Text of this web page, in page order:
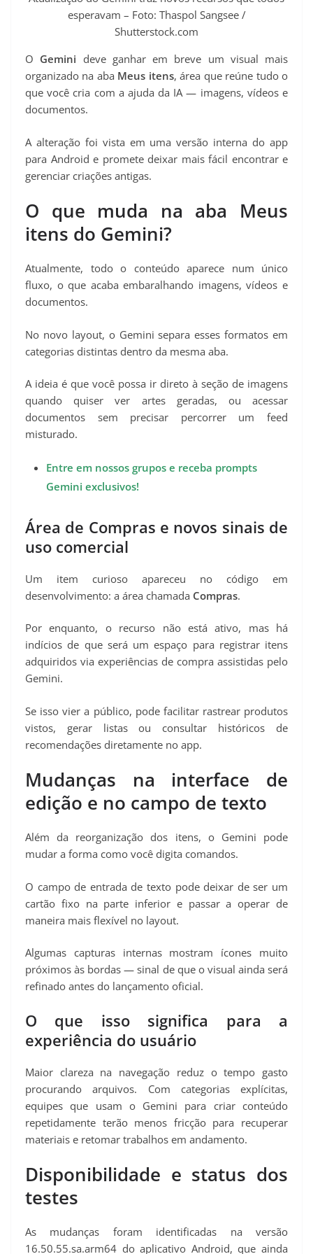
t
esperavam – Foto: Thaspol Sangsee /
Shutterstock.com
O Gemini deve ganhar em breve um visual mais
organizado na aba Meus itens, área que reúne tudo o
que você cria com a ajuda da IA — imagens, vídeos e
documentos.
A alteração foi vista em uma versão interna do app
para Android e promete deixar mais fácil encontrar e
gerenciar criações antigas.
O que muda na aba Meus
itens do Gemini?
Atualmente, todo o conteúdo aparece num único
fluxo, o que acaba embaralhando imagens, vídeos e
documentos.
No novo layout, o Gemini separa esses formatos em
categorias distintas dentro da mesma aba.
A ideia é que você possa ir direto à seção de imagens
quando quiser ver artes geradas, ou acessar
documentos sem precisar percorrer um feed
misturado.
Entre em nossos grupos e receba prompts
Gemini exclusivos!
Área de Compras e novos sinais de
uso comercial
Um item curioso apareceu no código em
desenvolvimento: a área chamada Compras.
Por enquanto, o recurso não está ativo, mas há
indícios de que será um espaço para registrar itens
adquiridos via experiências de compra assistidas pelo
Gemini.
Se isso vier a público, pode facilitar rastrear produtos
vistos, gerar listas ou consultar históricos de
recomendações diretamente no app.
Mudanças na interface de
edição e no campo de texto
Além da reorganização dos itens, o Gemini pode
mudar a forma como você digita comandos.
O campo de entrada de texto pode deixar de ser um
cartão fixo na parte inferior e passar a operar de
maneira mais flexível no layout.
Algumas capturas internas mostram ícones muito
próximos às bordas — sinal de que o visual ainda será
refinado antes do lançamento oficial.
O que isso significa para a
experiência do usuário
Maior clareza na navegação reduz o tempo gasto
procurando arquivos. Com categorias explícitas,
equipes que usam o Gemini para criar conteúdo
repetidamente terão menos fricção para recuperar
materiais e retomar trabalhos em andamento.
Disponibilidade e status dos
testes
As mudanças foram identificadas na versão
16.50.55.sa.arm64 do aplicativo Android, que ainda